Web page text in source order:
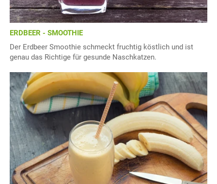
ERDBEER - SMOOTHIE
Der Erdbeer Smoothie schmeckt fruchtig köstlich und ist
genau das Richtige für gesunde Naschkatzen.